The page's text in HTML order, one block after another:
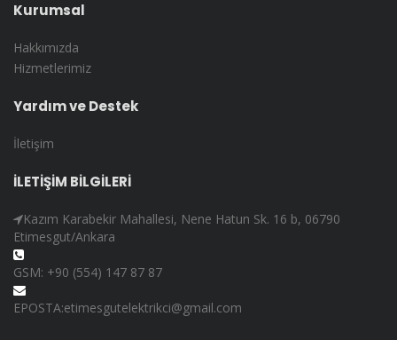
Kurumsal
Hakkımızda
Hizmetlerimiz
Yardım ve Destek
İletişim
İLETİŞİM BİLGİLERİ
Kazım Karabekir Mahallesi, Nene Hatun Sk. 16 b, 06790
Etimesgut/Ankara
GSM: +90 (554) 147 87 87
EPOSTA:etimesgutelektrikci@gmail.com